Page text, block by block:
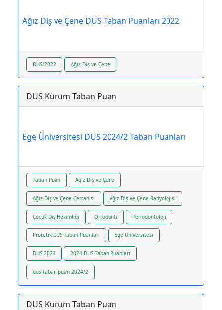
Ağız Diş ve Çene DUS Taban Puanları 2022
DUS/2022 Ağız Diş ve Çene
DUS Kurum Taban Puan
Ege Üniversitesi DUS 2024/2 Taban Puanları
Taban Puan Ağız Diş ve Çene
Ağız Diş ve Çene Cerrahisi Ağız Diş ve Çene Radyolojisi
Çocuk Diş Hekimliği Ortodonti Periodontoloji
Protetik DUS Taban Puanları Ege Üniversitesi
DUS 2024 2024 DUS Taban Puanları
dus taban puan 2024/2
DUS Kurum Taban Puan